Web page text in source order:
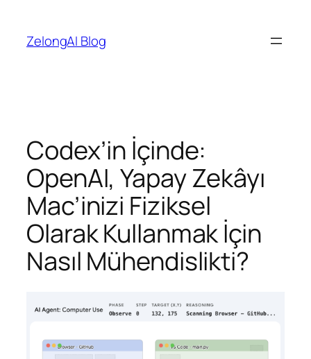
ZelongAI Blog
Codex’in İçinde:
OpenAI, Yapay Zekâyı
Mac’inizi Fiziksel
Olarak Kullanmak İçin
Nasıl Mühendislikti?